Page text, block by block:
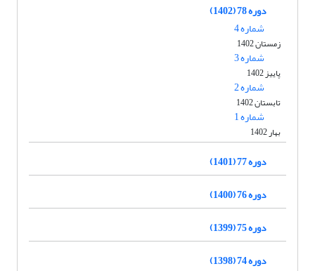
دوره 78 (1402)
شماره 4
زمستان 1402
شماره 3
پاییز 1402
شماره 2
تابستان 1402
شماره 1
بهار 1402
دوره 77 (1401)
دوره 76 (1400)
دوره 75 (1399)
دوره 74 (1398)